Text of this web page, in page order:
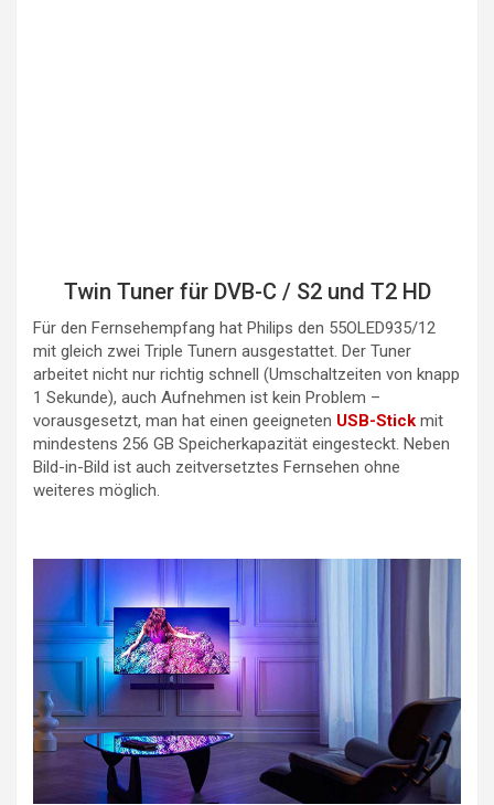
Twin Tuner für DVB-C / S2 und T2 HD
Für den Fernsehempfang hat Philips den 55OLED935/12
mit gleich zwei Triple Tunern ausgestattet. Der Tuner
arbeitet nicht nur richtig schnell (Umschaltzeiten von knapp
1 Sekunde), auch Aufnehmen ist kein Problem –
vorausgesetzt, man hat einen geeigneten USB-Stick mit
mindestens 256 GB Speicherkapazität eingesteckt. Neben
Bild-in-Bild ist auch zeitversetztes Fernsehen ohne
weiteres möglich.